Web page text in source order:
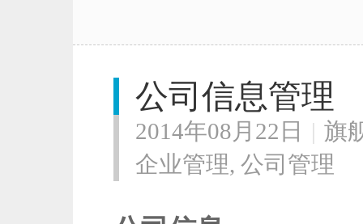
公司信息管理
2014年08月22日 | 旗
企业管理, 公司管理